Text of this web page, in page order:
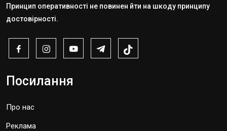
Принцип оперативності не повинен йти на шкоду принципу
достовірності.
Посилання
Про нас
Реклама